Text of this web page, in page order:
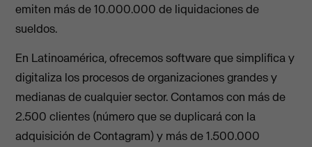
emiten más de 10.000.000 de liquidaciones de
sueldos.
En Latinoamérica, ofrecemos software que simplifica y
digitaliza los procesos de organizaciones grandes y
medianas de cualquier sector. Contamos con más de
2.500 clientes (número que se duplicará con la
adquisición de Contagram) y más de 1.500.000